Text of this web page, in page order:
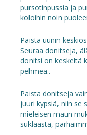
pursotinpussia ja
koloihin noin
Paista uunin
Seuraa donitseja,
donitsi on keskeltä
pehmeä..
Paista donitseja
juuri kypsiä, niin se
mieleisen maun
suklaasta,